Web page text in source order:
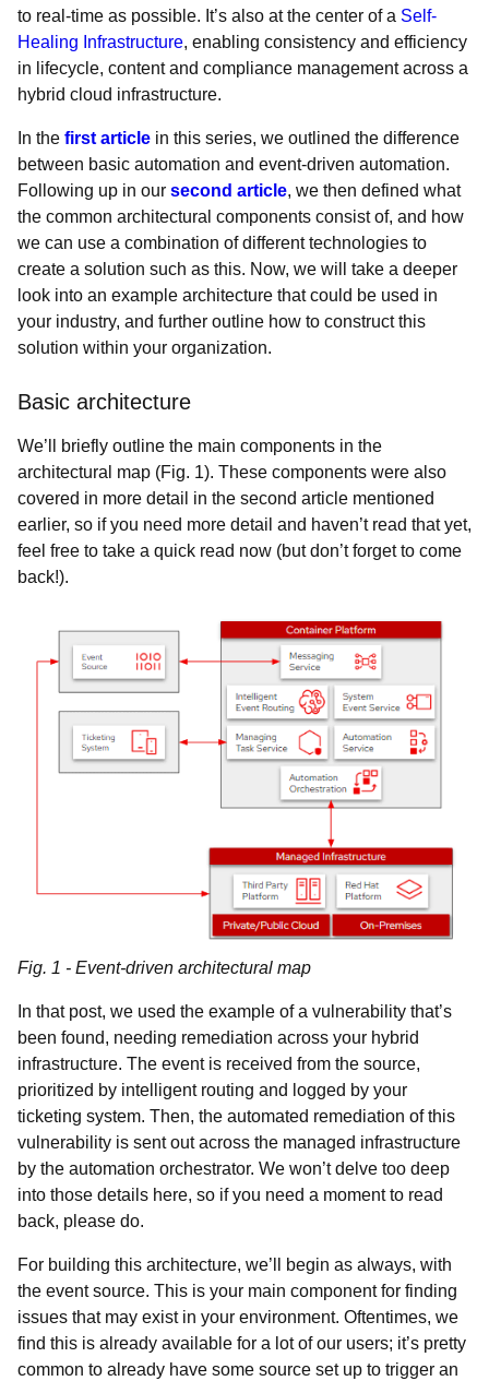
to real-time as possible. It’s also at the center of a Self-
Healing Infrastructure, enabling consistency and efficiency
in lifecycle, content and compliance management across a
hybrid cloud infrastructure.
In the first article in this series, we outlined the difference
between basic automation and event-driven automation.
Following up in our second article, we then defined what
the common architectural components consist of, and how
we can use a combination of different technologies to
create a solution such as this. Now, we will take a deeper
look into an example architecture that could be used in
your industry, and further outline how to construct this
solution within your organization.
Basic architecture
We’ll briefly outline the main components in the
architectural map (Fig. 1). These components were also
covered in more detail in the second article mentioned
earlier, so if you need more detail and haven’t read that yet,
feel free to take a quick read now (but don’t forget to come
back!).
Fig. 1 - Event-driven architectural map
In that post, we used the example of a vulnerability that’s
been found, needing remediation across your hybrid
infrastructure. The event is received from the source,
prioritized by intelligent routing and logged by your
ticketing system. Then, the automated remediation of this
vulnerability is sent out across the managed infrastructure
by the automation orchestrator. We won’t delve too deep
into those details here, so if you need a moment to read
back, please do.
For building this architecture, we’ll begin as always, with
the event source. This is your main component for finding
issues that may exist in your environment. Oftentimes, we
find this is already available for a lot of our users; it’s pretty
common to already have some source set up to trigger an